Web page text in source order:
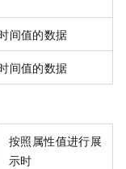
间值的数据
间值的数据
按照属性值进行展
示时